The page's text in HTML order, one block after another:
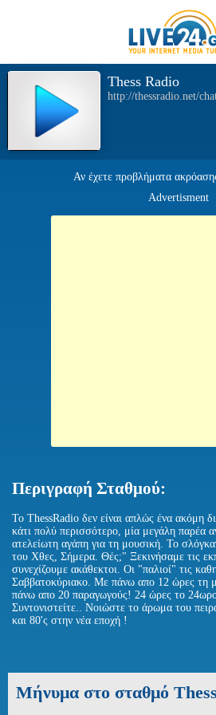
Thess Radio
http://thessradio.net/
Αν έχετε προβλήματα
Advertisment
Περιγραφή Σταθμού:
To ThessRadio δεν είναι απλώς ένα ακόμη
κάτι πολύ περισσότερο, μία μεγάλη παρέα
ατελείωτη αγάπη για τη μουσική. Το
του Χθες, Σήμερα. Θές;" Ξεκινήσαμε τις
συνεχίζουμε ακάθεκτοι. Οι "παλιοί" τις
Σαββατοκύριακο. Με πάνω απο 12 ώρες τη
πάνω απο 20 παραγωγούς! 24 ώρες το
Συντονιστείτε.. Νοιώστε το άρωμα του
και 80'ς στην νέα εποχή !
Μήνυμα στο σταθμό